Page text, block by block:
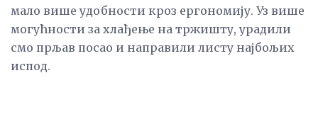
мало више удобности кроз ергономију. Уз више
могућности за хлађење на тржишту, урадили
смо прљав посао и направили листу најбољих
испод.